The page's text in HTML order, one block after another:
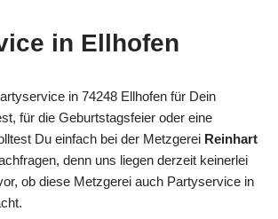
in Ellhofen
in 74248 Ellhofen für Dein
für die Geburtstagsfeier oder eine
Du einfach bei der Metzgerei Reinhart
denn uns liegen derzeit keinerlei
ob diese Metzgerei auch Partyservice in